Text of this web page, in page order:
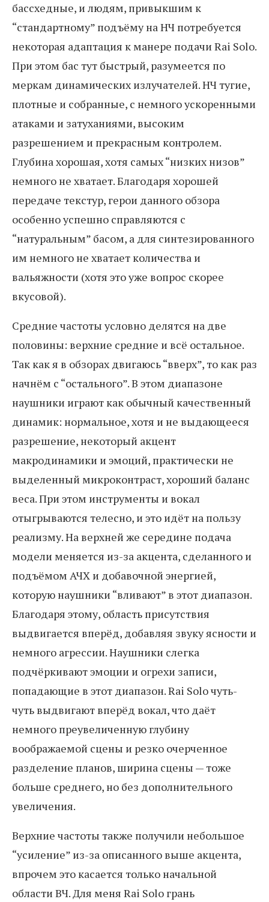
бассхедные, и людям, привыкшим к
“стандартному” подъёму на НЧ потребуется
некоторая адаптация к манере подачи Rai Solo.
При этом бас тут быстрый, разумеется по
меркам динамических излучателей. НЧ тугие,
плотные и собранные, с немного ускоренными
атаками и затуханиями, высоким
разрешением и прекрасным контролем.
Глубина хорошая, хотя самых “низких низов”
немного не хватает. Благодаря хорошей
передаче текстур, герои данного обзора
особенно успешно справляются с
“натуральным” басом, а для синтезированного
им немного не хватает количества и
вальяжности (хотя это уже вопрос скорее
вкусовой).
Средние частоты условно делятся на две
половины: верхние средние и всё остальное.
Так как я в обзорах двигаюсь “вверх”, то как раз
начнём с “остального”. В этом диапазоне
наушники играют как обычный качественный
динамик: нормальное, хотя и не выдающееся
разрешение, некоторый акцент
макродинамики и эмоций, практически не
выделенный микроконтраст, хороший баланс
веса. При этом инструменты и вокал
отыгрываются телесно, и это идёт на пользу
реализму. На верхней же середине подача
модели меняется из-за акцента, сделанного и
подъёмом АЧХ и добавочной энергией,
которую наушники “вливают” в этот диапазон.
Благодаря этому, область присутствия
выдвигается вперёд, добавляя звуку ясности и
немного агрессии. Наушники слегка
подчёркивают эмоции и огрехи записи,
попадающие в этот диапазон. Rai Solo чуть-
чуть выдвигают вперёд вокал, что даёт
немного преувеличенную глубину
воображаемой сцены и резко очерченное
разделение планов, ширина сцены — тоже
больше среднего, но без дополнительного
увеличения.
Верхние частоты также получили небольшое
“усиление” из-за описанного выше акцента,
впрочем это касается только начальной
области ВЧ. Для меня Rai Solo грань